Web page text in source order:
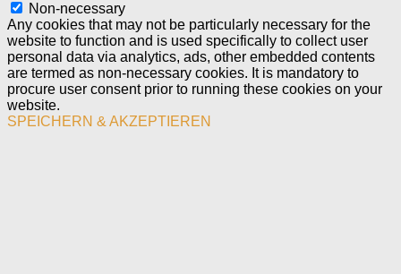
Non-necessary
Any cookies that may not be particularly necessary for the
website to function and is used specifically to collect user
personal data via analytics, ads, other embedded contents
are termed as non-necessary cookies. It is mandatory to
procure user consent prior to running these cookies on your
website.
SPEICHERN & AKZEPTIEREN